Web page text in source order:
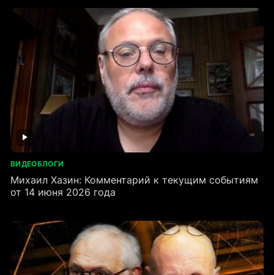
ВИДЕОБЛОГИ
Михаил Хазин: Комментарий к текущим событиям
от 14 июня 2026 года